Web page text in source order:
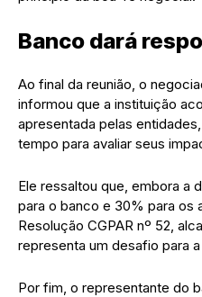
Banco dará
Ao final da reunião, o
informou que a instituição
apresentada pelas
tempo para avaliar seus
Ele ressaltou que, embora a
para o banco e 30% para os
Resolução CGPAR nº 52,
representa um desafio para
Por fim, o representante do